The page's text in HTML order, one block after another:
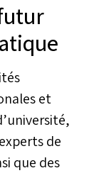
et
de
que des